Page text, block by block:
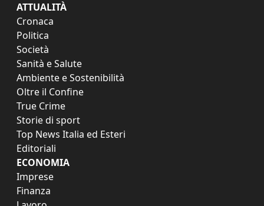
ATTUALITÀ
Cronaca
Politica
Società
Sanità e Salute
Ambiente e Sostenibilità
Oltre il Confine
True Crime
Storie di sport
Top News Italia ed Esteri
Editoriali
ECONOMIA
Imprese
Finanza